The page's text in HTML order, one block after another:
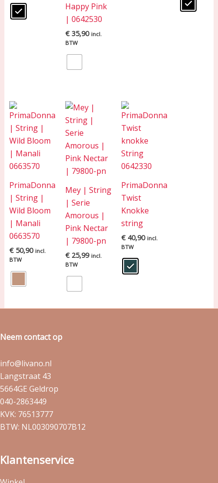
Happy Pink
| 0642530
€35,90 incl.
BTW
PrimaDonna
| String |
Wild Bloom
| Manali
0663570
€50,90 incl.
BTW
Mey | String
| Serie
Amorous |
Pink Nectar
| 79800-pn
€25,99 incl.
BTW
PrimaDonna
Twist
Knokke
string
€40,90 incl.
BTW
Neem contact op
info@livano.nl
Langstraat 43
5664GE Geldrop
040-2863449
KVK: 76513777
BTW: NL003090707B12
Klantenservice